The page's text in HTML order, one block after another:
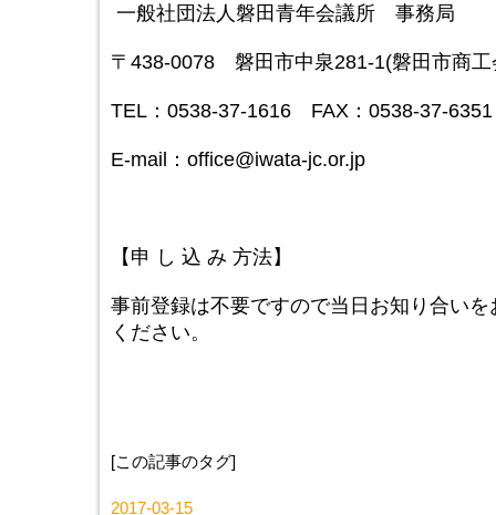
一般社団法人磐田青年会議
〒438-0078 磐田市中泉281-1(磐田市商工
TEL：0538-37-1616 FAX：0538-37-
E-mail：office@iwata-jc.or.jp
【申 し 込 み 方法】
事前登録は不要ですので当日お知り合い
ください。
[この記事のタグ]
2017-03-15